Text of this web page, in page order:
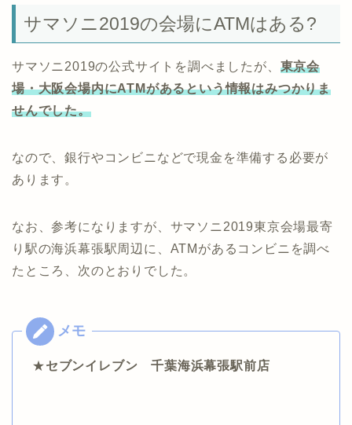
サマソニ2019の会場にATMはある?
サマソニ2019の公式サイトを調べましたが、 東京会
場・大阪会場内にATMがあるという情報はみつかりま
せんでした。
なので、銀行やコンビニなどで現金を準備する必要が
あります。
なお、参考になりますが、サマソニ2019東京会場最寄
り駅の海浜幕張駅周辺に、ATMがあるコンビニを調べ
たところ、次のとおりでした。
★セブンイレブン 千葉海浜幕張駅前店